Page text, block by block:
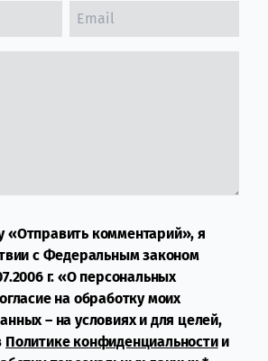
«Отправить комментарий», я
с Федеральным законом
г. «О персональных
на обработку моих
– на условиях и для целей,
Политике конфиденциальностии